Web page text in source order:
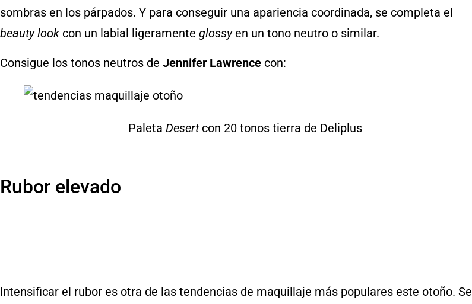
sombras en los párpados. Y para conseguir una apariencia coordinada, se completa el
beauty look con un labial ligeramente glossyen un tono neutro o similar.
Consigue los tonos neutros de Jennifer Lawrence con:
Paleta Desertcon 20 tonos tierra de Deliplus
Rubor elevado
Intensificar el rubor es otra de las tendencias de maquillaje más populares este otoño. Se